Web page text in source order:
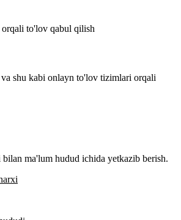
to'lov qabul qilish
shu kabi onlayn to'lov tizimlari orqali
ma'lum hudud ichida yetkazib berish.